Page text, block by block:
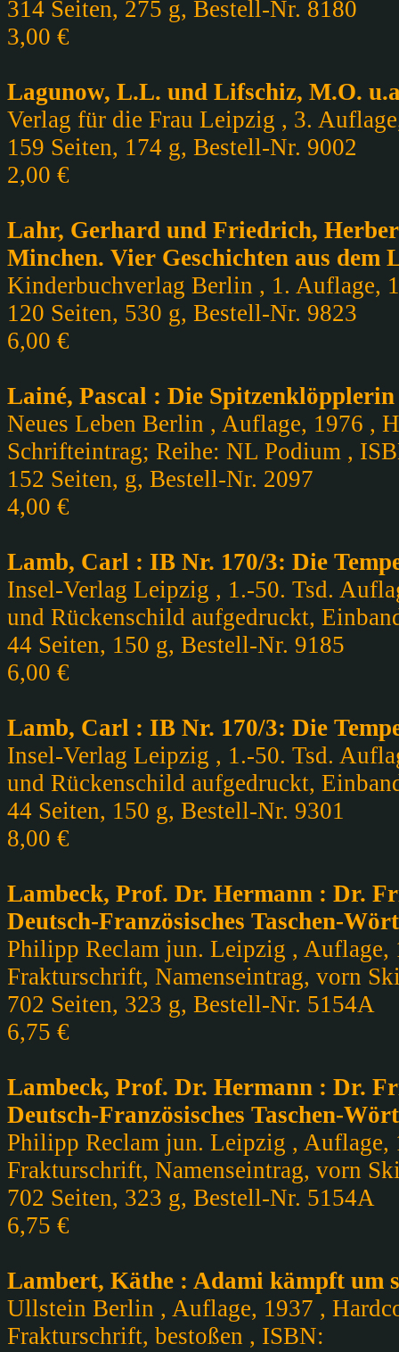
314 Seiten, 275 g, Bestell-Nr. 8180
3,00 €
Lagunow, L.L. und Lifschiz, M.O.
Verlag für die Frau Leipzig , 3.
159 Seiten, 174 g, Bestell-Nr. 9002
2,00 €
Lahr, Gerhard und Friedrich,
Minchen. Vier Geschichten aus dem
Kinderbuchverlag Berlin , 1. Auflage,
120 Seiten, 530 g, Bestell-Nr. 9823
6,00 €
Lainé, Pascal : Die Spitzenklöpplerin
Neues Leben Berlin , Auflage, 1976 ,
Schrifteintrag; Reihe: NL Podium ,
152 Seiten, g, Bestell-Nr. 2097
4,00 €
Lamb, Carl : IB Nr. 170/3: Die
Insel-Verlag Leipzig , 1.-50. Tsd.
und Rückenschild aufgedruckt,
44 Seiten, 150 g, Bestell-Nr. 9185
6,00 €
Lamb, Carl : IB Nr. 170/3: Die
Insel-Verlag Leipzig , 1.-50. Tsd.
und Rückenschild aufgedruckt,
44 Seiten, 150 g, Bestell-Nr. 9301
8,00 €
Lambeck, Prof. Dr. Hermann : Dr.
Deutsch-Französisches Taschen-
Philipp Reclam jun. Leipzig , Auflage,
Frakturschrift, Namenseintrag, vorn
702 Seiten, 323 g, Bestell-Nr. 5154A
6,75 €
Lambeck, Prof. Dr. Hermann : Dr.
Deutsch-Französisches Taschen-
Philipp Reclam jun. Leipzig , Auflage,
Frakturschrift, Namenseintrag, vorn
702 Seiten, 323 g, Bestell-Nr. 5154A
6,75 €
Lambert, Käthe : Adami kämpft um
Ullstein Berlin , Auflage, 1937 ,
Frakturschrift, bestoßen , ISBN: